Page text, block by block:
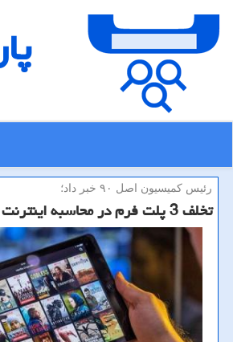
رئیس كمیسیون اصل ۹۰ خبر داد؛
تخلف 3 پلت فرم در محاسبه اینترنت كاربران